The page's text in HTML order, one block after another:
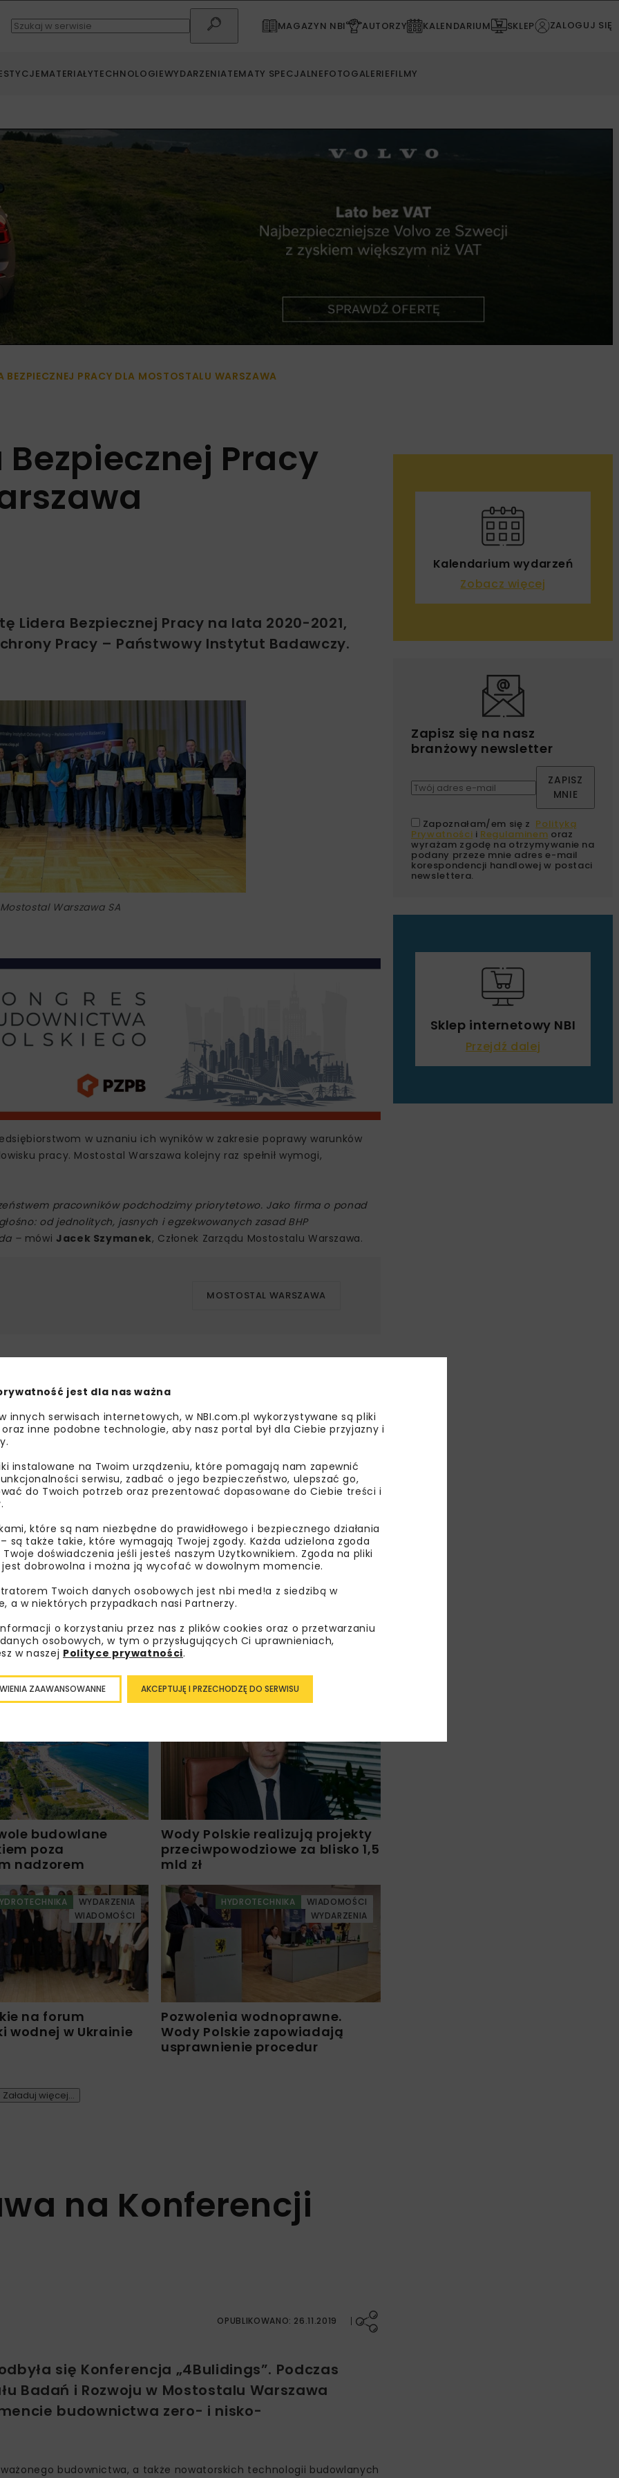
MAGAZYN NBI AUTORZY KALENDARIUM SKLEP ZALOGUJ SIĘ
MATERIAŁYTECHNOLOGIEWYDARZENIATEMATY SPECJALNEFOTOGALERIEFILMY
BEZPIECZNEJ PRACY DLA MOSTOSTALU WARSZAWA
Pracy
Lidera Bezpiecznej Pracy na lata 2020-2021,
Pracy – Państwowy Instytut Badawczy.
Warszawa SA
w uznaniu ich wyników w zakresie poprawy warunków
pracy. Mostostal Warszawa kolejny raz spełnił wymogi,
pracowników podchodzimy priorytetowo. Jako firma o ponad
od jednolitych, jasnych i egzekwowanych zasad BHP
– mówi Jacek Szymanek, Członek Zarządu Mostostalu Warszawa.
MOSTOSTAL WARSZAWA
wiedzieć więcej?
się do newslettera aby otrzymywać od nas
informacje branżowe, zaproszenia na
atrakcyjne oferty i dedykowane akcje
em się zPolityką PrywatnościiRegulaminemoraz
zgodę na otrzymywanie na podany przeze mnie adres e-
handlowej w postaci newslettera.
ZAPISZ MNIE
budowlane
poza
nadzorem
Wody Polskie realizują projekty
przeciwpowodziowe za blisko 1,5
mld zł
WYDARZENIA
WIADOMOŚCI
na forum
wodnej w Ukrainie
HYDROTECHNIKA
WIADOMOŚCI
WYDARZENIA
Pozwolenia wodnoprawne.
Wody Polskie zapowiadają
usprawnienie procedur
Załaduj więcej...
na Konferencji
OPUBLIKOWANO: 26.11.2019
się Konferencja „4Bulidings”. Podczas
Badań i Rozwoju w Mostostalu Warszawa
budownictwa zero- i nisko-
budownictwa, a także nowatorskich technologii budowlanych
Kalendarium wydarzeń
Zobacz więcej
Zapisz się na nasz
branżowy newsletter
ZAPISZ
MNIE
Zapoznałam/em się z Polityką
Prywatności i Regulaminem oraz
wyrażam zgodę na otrzymywanie na
podany przeze mnie adres e-mail
korespondencji handlowej w postaci
newslettera.
Sklep internetowy NBI
Przejdź dalej
jest dla nas ważna
innych serwisach internetowych, w NBI.com.pl wykorzystywane są pliki
inne podobne technologie, aby nasz portal był dla Ciebie przyjazny i
instalowane na Twoim urządzeniu, które pomagają nam zapewnić
serwisu, zadbać o jego bezpieczeństwo, ulepszać go,
do Twoich potrzeb oraz prezentować dopasowane do Ciebie treści i
które są nam niezbędne do prawidłowego i bezpiecznego działania
są także takie, które wymagają Twojej zgody. Każda udzielona zgoda
doświadczenia jeśli jesteś naszym Użytkownikiem. Zgoda na pliki
dobrowolna i można ją wycofać w dowolnym momencie.
Twoich danych osobowych jest nbi med!a z siedzibą w
a w niektórych przypadkach nasi Partnerzy.
o korzystaniu przez nas z plików cookies oraz o przetwarzaniu
osobowych, w tym o przysługujących Ci uprawnieniach,
w naszej Polityce prywatności.
AKCEPTUJĘ I PRZECHODZĘ DO SERWISU
ZAAWANSOWANNE